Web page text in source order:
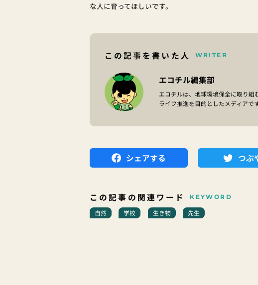
な人に育ってほしいです。
この記事を書いた人 WRITER
エコチル編集部
エコチルは、地球環境保全に取り組
ライフ推進を目的としたメディアです
シェアする つぶ
この記事の関連ワード KEYWORD
自然 学校 生き物 先生